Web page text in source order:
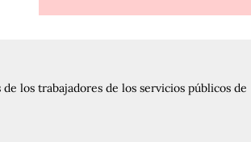
los trabajadores de los servicios públicos de